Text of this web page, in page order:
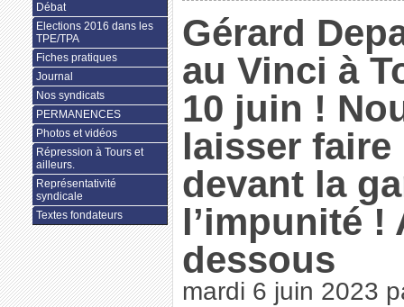
Gérard
au Vinci à
10 juin !
laisser faire
devant la
l’impunité
dessous
mardi 6 juin 2023
Débat
Elections 2016 dans les
TPE/TPA
Fiches pratiques
Journal
Nos syndicats
PERMANENCES
Photos et vidéos
Répression à Tours et
ailleurs.
Représentativité
syndicale
Textes fondateurs